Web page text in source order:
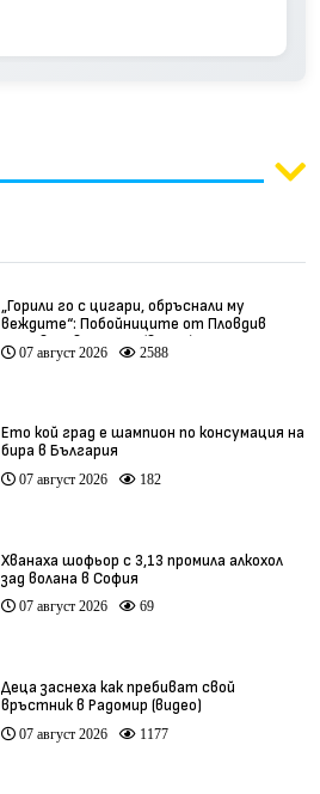
„Горили го с цигари, обръснали му
веждите“: Побойниците от Пловдив
остават в ареста (видео)
07 август 2026 2588
Ето кой град е шампион по консумация на
бира в България
07 август 2026 182
Хванаха шофьор с 3,13 промила алкохол
зад волана в София
07 август 2026 69
Деца заснеха как пребиват свой
връстник в Радомир (видео)
07 август 2026 1177